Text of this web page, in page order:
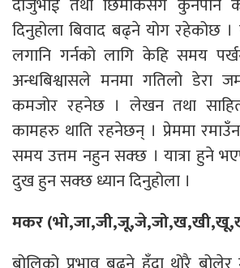
दिनुहोला बिवाद बढ्ने योग रहेकोछ ।
लगानि गर्नको लागि केहि समय
अन्धबिश्वासले मनमा गतिलो डेरा
कमजोर रहनेछ । लेखन तथा
कामहरु थाति रहनेछन् । प्रेममा
समय उत्तम नहुन सक्छ । यात्रा हुने
दुख हुन सक्छ ध्यान दिनुहोला ।
मकर